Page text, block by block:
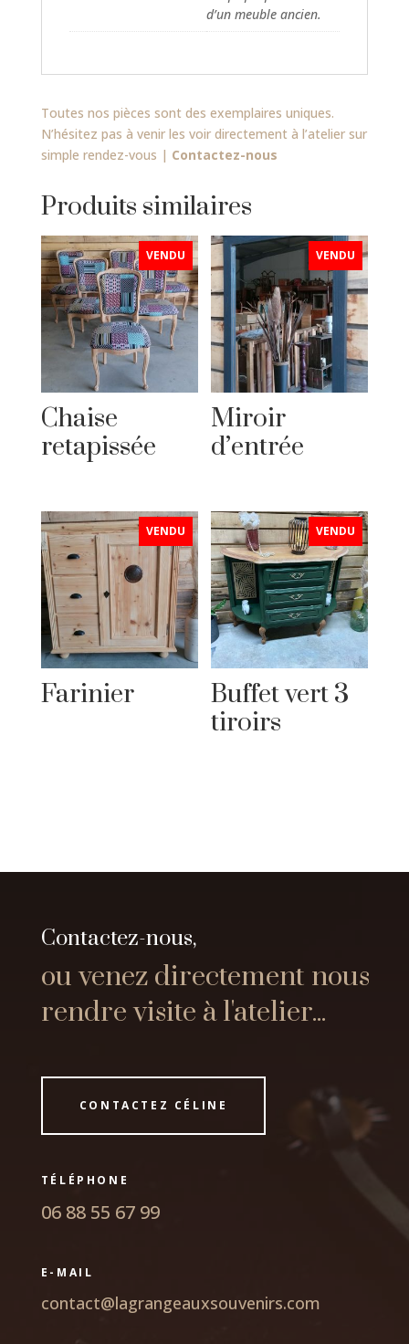
d’un meuble ancien.
Toutes nos pièces sont des exemplaires uniques.
N’hésitez pas à venir les voir directement à l’atelier sur
simple rendez-vous | Contactez-nous
Produits similaires
VENDU
Chaise
retapissée
VENDU
Miroir
d’entrée
VENDU
Farinier
VENDU
Buffet vert 3
tiroirs
Contactez-nous,
ou venez directement nous
rendre visite à l'atelier...
CONTACTEZ CÉLINE
TÉLÉPHONE
06 88 55 67 99
E-MAIL
contact@lagrangeauxsouvenirs.com